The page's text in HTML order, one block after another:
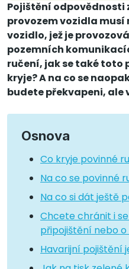
Pojištění odpovědnosti
provozem vozidla musí
vozidlo, jež je
pozemních
ručení, jak se také toto
kryje? A na co se
budete překvapeni, ale
Osnova
Co kryje povinné
Na co se povinné
Na co si dát ještě
Chcete chránit i
připojištění nebo o
Havarijní pojištění